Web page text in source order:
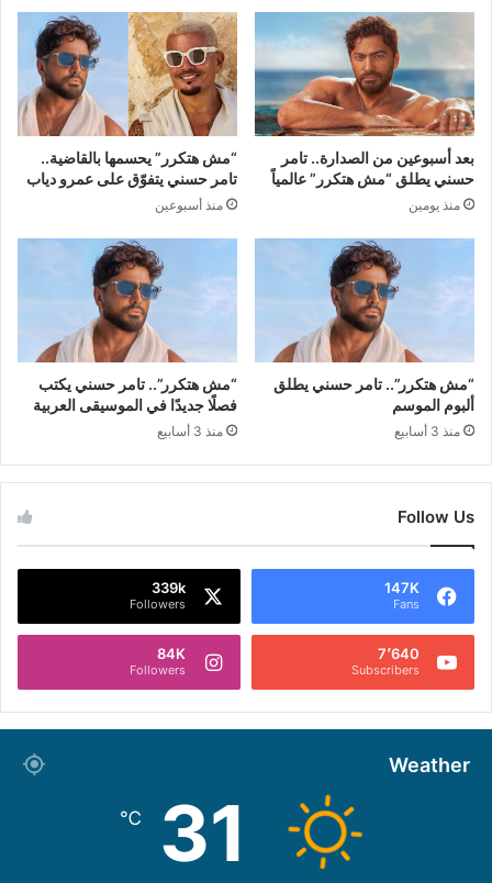
بعد أسبوعين من الصدارة.. تامر
حسني يطلق “مش هتكرر” عالمياً
منذ يومين
“مش هتكرر” يحسمها بالقاضية..
تامر حسني يتفوّق على عمرو دياب
منذ أسبوعين
“مش هتكرر”.. تامر حسني يطلق
ألبوم الموسم
منذ 3 أسابيع
“مش هتكرر”.. تامر حسني يكتب
فصلًا جديدًا في الموسيقى العربية
منذ 3 أسابيع
Follow Us
147K
Fans
339k
Followers
7٬640
Subscribers
84K
Followers
Weather
31
℃